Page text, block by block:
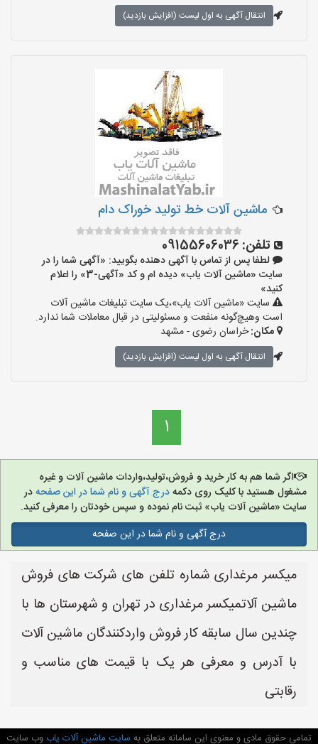
انتقال آگهی به اول لیست (افزایش بازدید)
ماشین آلات خط تولید خوراک دام
تلفن: 09155606036
لطفا پس از تماس با آگهی دهنده بگویید: «آگهی شما را در
سایت «ماشین آلات یاب» دیده ام و کد «آگهی-3» را اعلام
کنید»
سایت «ماشین آلات یاب»،یک سایت تبلیغات ماشین آلات
است وهیچ‌گونه منفعت و مسئولیتی در قبال معاملات شما ندارد.
مکان:خراسان رضوی - مشهد
انتقال آگهی به اول لیست (افزایش بازدید)
1
اگر شما هم به کار خرید و فروش،تولید،واردات ماشین آلات و غیره
مشغول هستید با کلیک روی دکمهدرج آگهی و نام شما در این صفحهدر
سایت «ماشین آلات یاب» ثبت نام نموده و سپس خودتان را معرفی کنید.
درج آگهی و نام شما در این صفحه
میکسر مرغداری شماره تلفن های شرکت های فروش
ماشین آلاتمیکسر مرغداری در تهران و شهرستان ها با
چندین سال سابقه کار فروش واردکنندگان ماشین آلات
با آدرس و معرفی هر یک با قیمت های مناسب و
رقابتی
تمامی حقوق مادی و معنوی این سامانه متعلق به سایت ماشین آلات یاب وب سایت